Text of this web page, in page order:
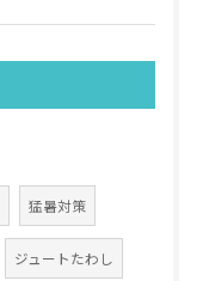
猛暑対策
ジュートたわし